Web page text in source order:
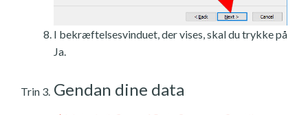
I bekræftelsesvinduet, der vises, skal du trykke på
Ja.
Trin 3. Gendan dine data